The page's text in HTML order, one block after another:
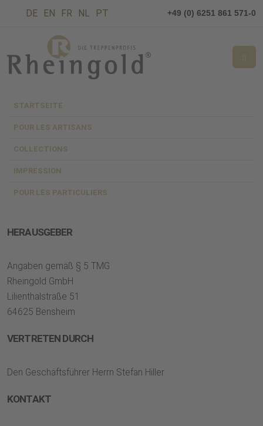
DE EN FR NL PT +49 (0) 6251 861 571-0
STARTSEITE
POUR LES ARTISANS
COLLECTIONS
IMPRESSION
POUR LES PARTICULIERS
Impressum
HERAUSGEBER
Angaben gemäß § 5 TMG
Rheingold GmbH
Lilienthalstraße 51
64625 Bensheim
VERTRETEN DURCH
Den Geschäftsführer Herrn Stefan Hiller
KONTAKT